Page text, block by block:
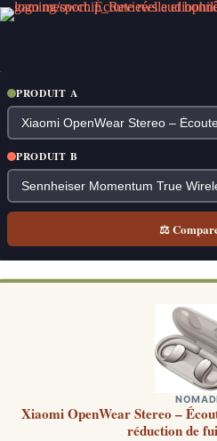
Passer
au
PRODUIT A
PRODUIT B
⚖
Xiaomi OpenWear Stereo –
réduction de